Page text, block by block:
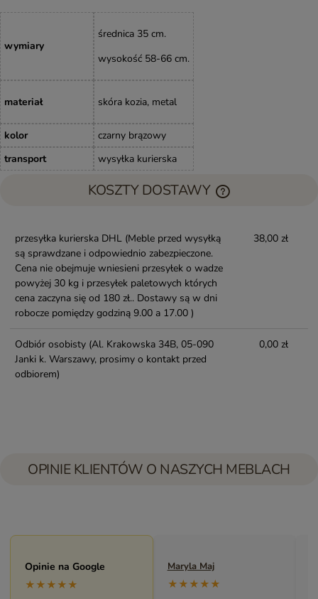
wymiary
średnica 35 cm.
wysokość 58-66 cm.
materiał skóra kozia, metal
kolor
czarny brązowy
transport
wysyłka kurierska
KOSZTY DOSTAWY
przesyłka kurierska DHL (Meble przed wysyłką
są sprawdzane i odpowiednio zabezpieczone.
Cena nie obejmuje wniesieni przesyłek o wadze
powyżej 30 kg i przesyłek paletowych których
cena zaczyna się od 180 zł.. Dostawy są w dni
robocze pomiędzy godziną 9.00 a 17.00 )
38,00 zł
Odbiór osobisty (Al. Krakowska 34B, 05-090
Janki k. Warszawy, prosimy o kontakt przed
odbiorem)
0,00 zł
OPINIE KLIENTÓW O NASZYCH MEBLACH
Opinie na Google
★★★★★
Maryla Maj
★★★★★